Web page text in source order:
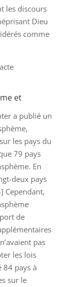
les discours
Dieu
comme
et
a publié un
les pays du
79 pays
En
deux pays
Cependant,
de
pas
les lois
84 pays à
sur le